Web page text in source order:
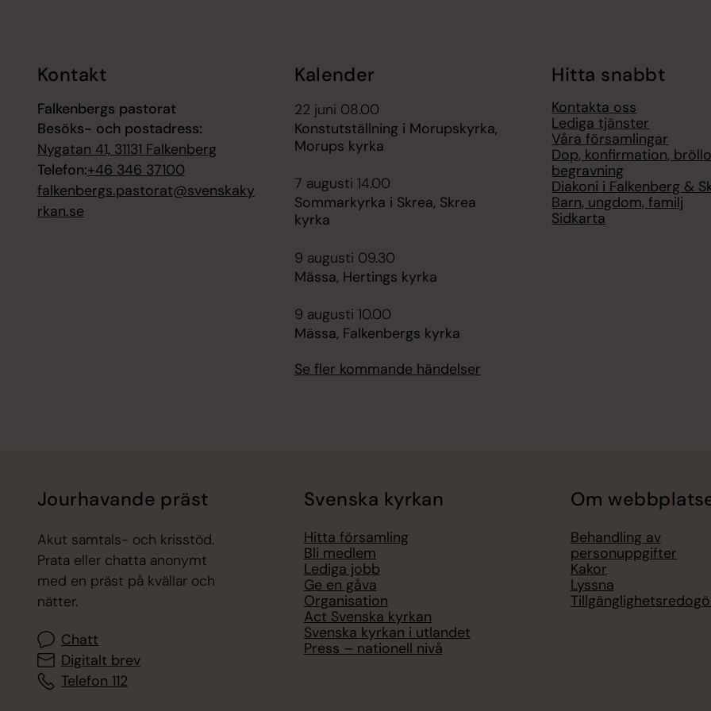
Kontakt
Falkenbergs pastorat
Besöks- och postadress:
Nygatan 41, 31131 Falkenberg
Telefon:+46 346 37100
falkenbergs.pastorat@svenskaky
rkan.se
Kalender
22 juni 08.00
Konstutställning i Morupskyrka,
Morups kyrka
7 augusti 14.00
Sommarkyrka i Skrea, Skrea
kyrka
9 augusti 09.30
Mässa, Hertings kyrka
9 augusti 10.00
Mässa, Falkenbergs kyrka
Se fler kommande händelser
Hitta snabbt
Kontakta oss
Lediga tjänster
Våra församlingar
Dop, konfirmation,
begravning
Diakoni i Falkenberg &
Barn, ungdom, familj
Sidkarta
Jourhavande präst
Akut samtals- och krisstöd.
Prata eller chatta anonymt
med en präst på kvällar och
nätter.
Chatt
Digitalt brev
Telefon 112
Svenska kyrkan
Hitta församling
Bli medlem
Lediga jobb
Ge en gåva
Organisation
Act Svenska kyrkan
Svenska kyrkan i utlandet
Press – nationell nivå
Om
Behandling av
personuppgifter
Kakor
Lyssna